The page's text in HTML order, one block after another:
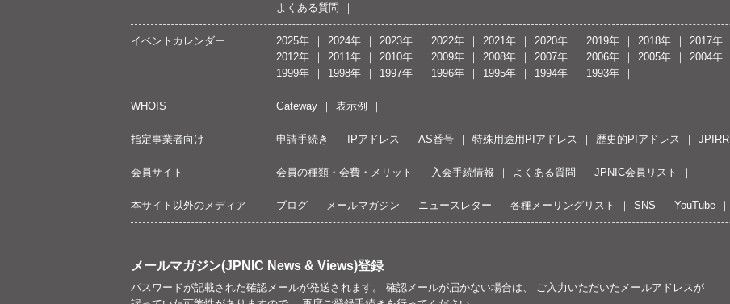
よくある質問
イベントカレンダー 2025年 2024年 2023年 2022年 2021年 2020年 2019年 2018年 2017年
2012年
2011年 2010年 2009年 2008年 2007年 2006年 2005年 2004年
1999年
1998年 1997年 1996年 1995年 1994年 1993年
WHOIS Gateway 表示例
指定事業者向け 申請手続き IPアドレス AS番号 特殊用途用PIアドレス 歴史的PIアドレス JPIRR
会員サイト 会員の種類・会費・メリット 入会手続情報 よくある質問 JPNIC会員リスト
本サイト以外のメディア ブログ メールマガジン ニュースレター 各種メーリングリスト SNS YouTube
メールマガジン(JPNIC News & Views)登録
パスワードが記載された確認メールが発送されます。 確認メールが届かない場合は、 ご入力いただいたメールアドレスが